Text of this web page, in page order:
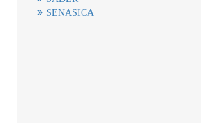
SENASICA